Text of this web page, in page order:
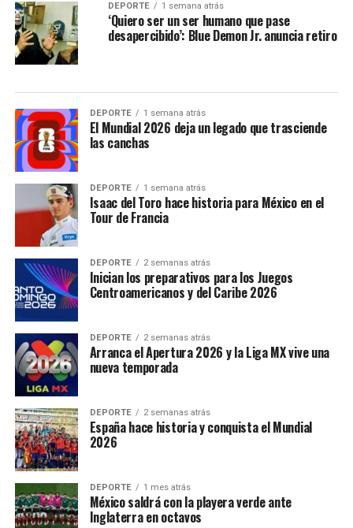
DEPORTE 1 semana atrás
‘Quiero ser un ser humano que pase
desapercibido’: Blue Demon Jr. anuncia retiro
DEPORTE 1 semana atrás
El Mundial 2026 deja un legado que trasciende
las canchas
DEPORTE 1 semana atrás
Isaac del Toro hace historia para México en el
Tour de Francia
DEPORTE 2 semanas atrás
Inician los preparativos para los Juegos
Centroamericanos y del Caribe 2026
DEPORTE 2 semanas atrás
Arranca el Apertura 2026 y la Liga MX vive una
nueva temporada
DEPORTE 2 semanas atrás
España hace historia y conquista el Mundial
2026
DEPORTE 1 mes atrás
México saldrá con la playera verde ante
Inglaterra en octavos